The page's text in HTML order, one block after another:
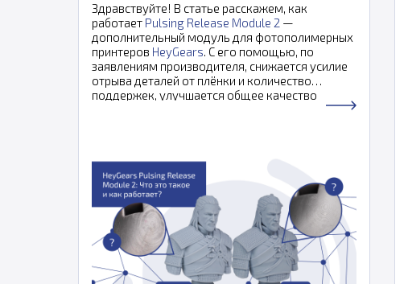
Здравствуйте! В статье расскажем, как
работает Pulsing Release Module 2 —
дополнительный модуль для фотополимерных
принтеров HeyGears. С его помощью, по
заявлениям производителя, снижается усилие
отрыва деталей от плёнки и количество
поддержек, улучшается общее качество